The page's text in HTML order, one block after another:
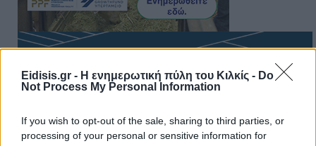
Eidisis.gr - Η ενημερωτική πύλη του Κιλκίς - Do
Not Process My Personal Information
If you wish to opt-out of the sale, sharing to third parties, or
processing of your personal or sensitive information for